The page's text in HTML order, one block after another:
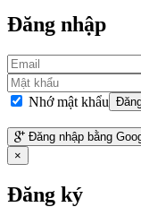
Đăng nhập
Nhớ mật khẩu
Đăng nhập bằng
×
Đăng ký